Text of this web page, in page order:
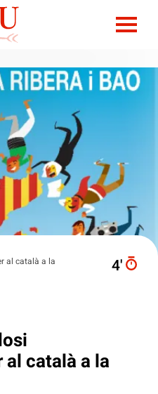
al català a la
4′
al català a la